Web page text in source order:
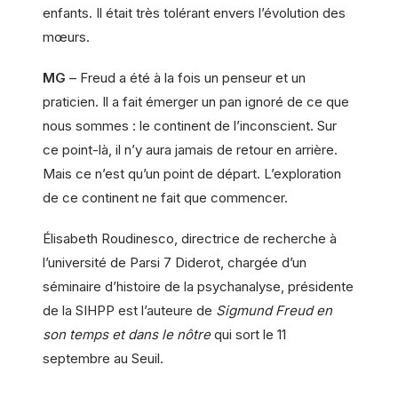
enfants. Il était très tolérant envers l’évolution des
mœurs.
MG – Freud a été à la fois un penseur et un
praticien. Il a fait émerger un pan ignoré de ce que
nous sommes : le continent de l’inconscient. Sur
ce point-là, il n’y aura jamais de retour en arrière.
Mais ce n’est qu’un point de départ. L’exploration
de ce continent ne fait que commencer.
Élisabeth Roudinesco, directrice de recherche à
l’université de Parsi 7 Diderot, chargée d’un
séminaire d’histoire de la psychanalyse, présidente
de la SIHPP est l’auteure de Sigmund Freud en
son temps et dans le nôtrequi sort le 11
septembre au Seuil.